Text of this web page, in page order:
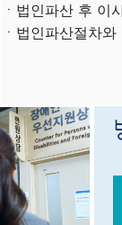
ㆍ법인파산 후 이
ㆍ법인파산절차
ㆍ가용소득이란?
ㆍ회생신청 후 경
ㆍ별제권부 채권(
ㆍ목록에 기재되
ㆍ현존액주의(채